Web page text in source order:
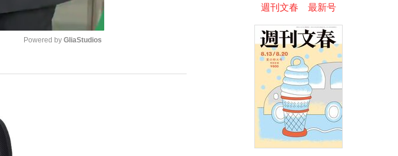
Mute
Powered by GliaStudios
週刊文春 最新号